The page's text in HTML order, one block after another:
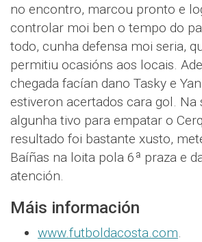
no encontro, marcou pronto e
controlar moi ben o tempo do
todo, cunha defensa moi seria,
permitiu ocasións aos locais.
chegada facían dano Tasky e
estiveron acertados cara gol. Na
algunha tivo para empatar o
resultado foi bastante xusto,
Baíñas na loita pola 6ª praza e
atención.
Máis información
www.futboldacosta.com.